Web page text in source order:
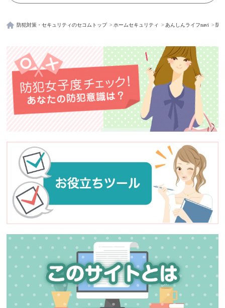
防犯対策・セキュリティのセコムトップ ホームセキュリティ あんしんライフnavi 防